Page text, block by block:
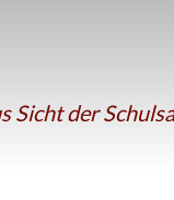
Sicht der